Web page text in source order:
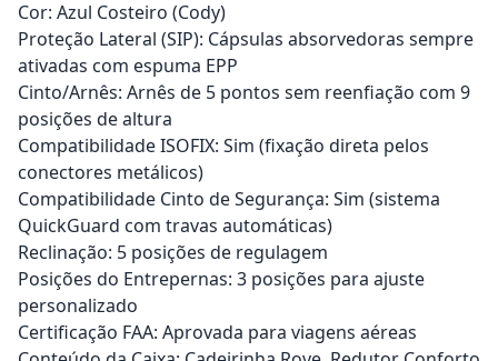
Cor: Azul Costeiro (Cody)
Proteção Lateral (SIP): Cápsulas absorvedoras sempre
ativadas com espuma EPP
Cinto/Arnês: Arnês de 5 pontos sem reenfiação com 9
posições de altura
Compatibilidade ISOFIX: Sim (fixação direta pelos
conectores metálicos)
Compatibilidade Cinto de Segurança: Sim (sistema
QuickGuard com travas automáticas)
Reclinação: 5 posições de regulagem
Posições do Entrepernas: 3 posições para ajuste
personalizado
Certificação FAA: Aprovada para viagens aéreas